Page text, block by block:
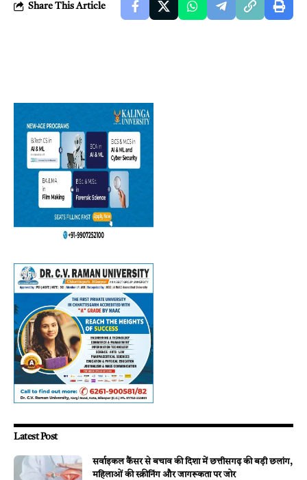
Share This Article
Latest Post
सर्वाइकल कैंसर से बचाव की दिशा में छत्तीसगढ़ की बड़ी छलांग,
महिलाओं की स्क्रीनिंग और जागरूकता पर जोर